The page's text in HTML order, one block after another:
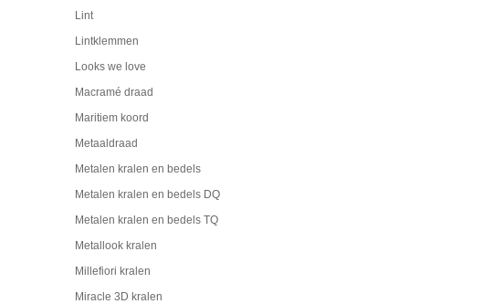
Lint
Lintklemmen
Looks we love
Macramé draad
Maritiem koord
Metaaldraad
Metalen kralen en bedels
Metalen kralen en bedels DQ
Metalen kralen en bedels TQ
Metallook kralen
Millefiori kralen
Miracle 3D kralen